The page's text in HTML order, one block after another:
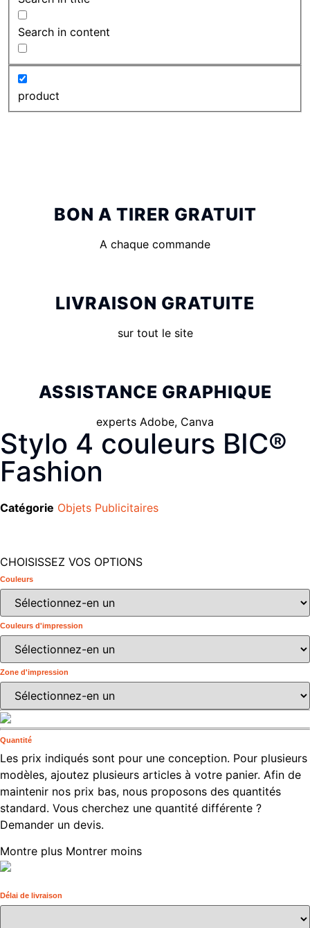
Search in content
product
BON A TIRER GRATUIT
A chaque commande
LIVRAISON GRATUITE
sur tout le site
ASSISTANCE GRAPHIQUE
experts Adobe, Canva
Stylo 4 couleurs BIC®
Fashion
Catégorie Objets Publicitaires
CHOISISSEZ VOS OPTIONS
Couleurs
Couleurs d'impression
Zone d'impression
Quantité
Les prix indiqués sont pour une conception. Pour plusieurs
modèles, ajoutez plusieurs articles à votre panier. Afin de
maintenir nos prix bas, nous proposons des quantités
standard. Vous cherchez une quantité différente ?
Demander un devis.
Montre plus Montrer moins
Délai de livraison